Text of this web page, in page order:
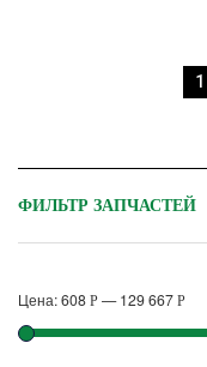
1
ФИЛЬТР ЗАПЧАСТЕЙ
Цена:608 Р —129 667 Р